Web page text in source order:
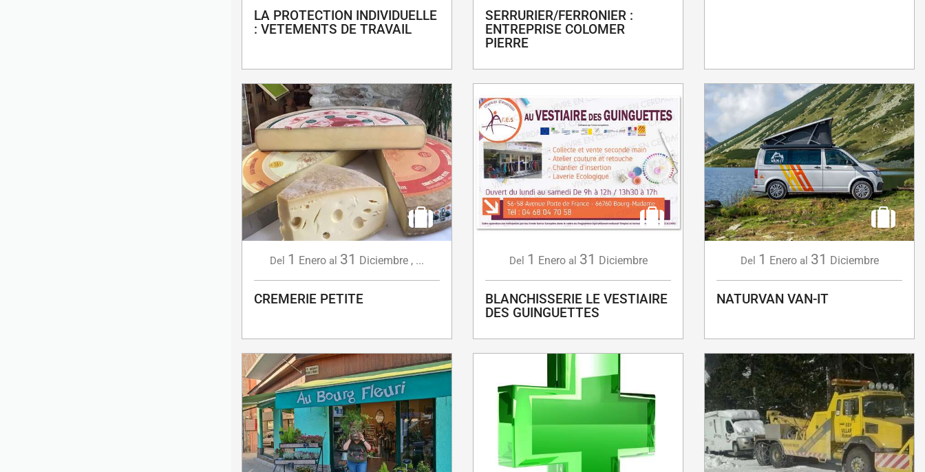
LA PROTECTION INDIVIDUELLE
: VETEMENTS DE TRAVAIL
SERRURIER/FERRONIER :
ENTREPRISE COLOMER
PIERRE
Del 1 Enero al 31 Diciembre , ...
CREMERIE PETITE
Del 1 Enero al 31 Diciembre
BLANCHISSERIE LE VESTIAIRE
DES GUINGUETTES
Del 1 Enero al 31 Diciembre
NATURVAN VAN-IT